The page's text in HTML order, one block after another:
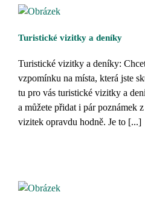
Turistické vizitky a deníky
Turistické vizitky a deníky:
vzpomínku na místa, která jste
tu pro vás turistické vizitky a
a můžete přidat i pár poznámek
vizitek opravdu hodně. Je to [...]